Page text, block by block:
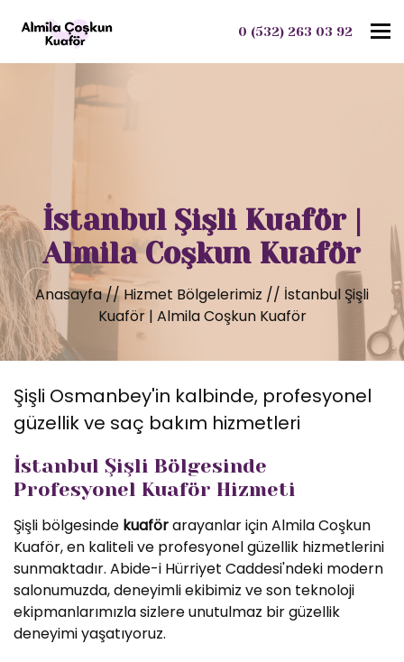
0 (532) 263 03 92
İstanbul Şişli Kuaför |
Almila Coşkun Kuaför
Anasayfa//Hizmet Bölgelerimiz // İstanbul Şişli
Kuaför | Almila Coşkun Kuaför
Şişli Osmanbey'in kalbinde, profesyonel
güzellik ve saç bakım hizmetleri
İstanbul Şişli Bölgesinde
Profesyonel Kuaför Hizmeti
Şişli bölgesinde kuaförarayanlar için Almila Coşkun
Kuaför, en kaliteli ve profesyonel güzellik hizmetlerini
sunmaktadır. Abide-i Hürriyet Caddesi'ndeki modern
salonumuzda, deneyimli ekibimiz ve son teknoloji
ekipmanlarımızla sizlere unutulmaz bir güzellik
deneyimi yaşatıyoruz.